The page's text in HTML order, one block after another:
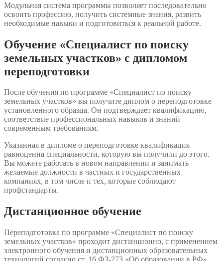
Модульная система программы позволяет последовательно
освоить профессию, получить системные знания, развить
необходимые навыки и подготовиться к реальной работе.
Обучение «Специалист по поиску
земельных участков» с дипломом
переподготовки
После обучения по программе «Специалист по поиску
земельных участков» вы получите диплом о переподготовке
установленного образца. Он подтверждает квалификацию,
соответствие профессиональных навыков и знаний
современным требованиям.
Указанная в дипломе о переподготовке квалификация
равноценна специальности, которую вы получили до этого.
Вы можете работать в новом направлении и занимать
желаемые должности в частных и государственных
компаниях, в том числе и тех, которые соблюдают
профстандарты.
Дистанционное обучение
Переподготовка по программе «Специалист по поиску
земельных участков» проходит дистанционно, с применением
электронного обучения и дистанционных образовательных